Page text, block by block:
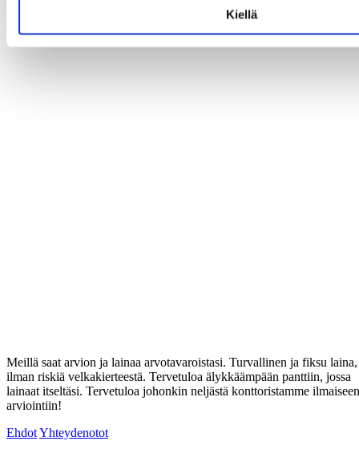
Kiellä
Meillä saat arvion ja lainaa arvotavaroistasi. Turvallinen ja fiksu laina,
ilman riskiä velkakierteestä. Tervetuloa älykkäämpään panttiin, jossa
lainaat itseltäsi. Tervetuloa johonkin neljästä konttoristamme ilmaiseen
arviointiin!
EhdotYhteydenotot